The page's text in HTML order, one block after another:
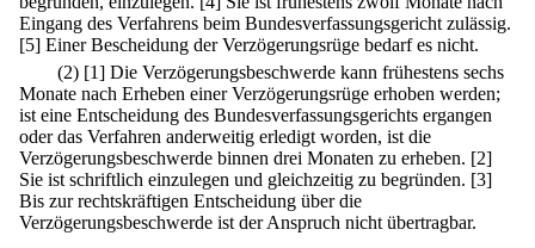
Eingang des Verfahrens beim Bundesverfassungsgericht zulässig.
[5] Einer Bescheidung der Verzögerungsrüge bedarf es nicht.
(2) [1] Die Verzögerungsbeschwerde kann frühestens sechs
Monate nach Erheben einer Verzögerungsrüge erhoben werden;
ist eine Entscheidung des Bundesverfassungsgerichts ergangen
oder das Verfahren anderweitig erledigt worden, ist die
Verzögerungsbeschwerde binnen drei Monaten zu erheben. [2]
Sie ist schriftlich einzulegen und gleichzeitig zu begründen. [3]
Bis zur rechtskräftigen Entscheidung über die
Verzögerungsbeschwerde ist der Anspruch nicht übertragbar.